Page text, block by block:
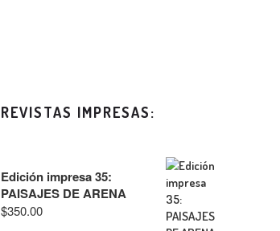
REVISTAS IMPRESAS:
Edición impresa 35:
PAISAJES DE ARENA
$350.00